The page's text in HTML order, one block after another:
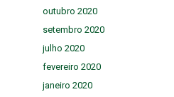
outubro 2020
setembro 2020
julho 2020
fevereiro 2020
janeiro 2020